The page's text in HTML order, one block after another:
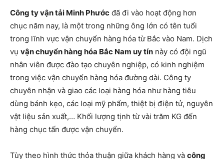
Công ty vận tải Minh Phước đã đi vào hoạt động hơn
chục năm nay, là một trong những ông lớn có tên tuổi
trong lĩnh vực vận chuyển hàng hóa từ Bắc vào Nam. Dịch
vụ vận chuyển hàng hóa Bắc Nam uy tín này có đội ngũ
nhân viên được đào tạo chuyên nghiệp, có kinh nghiệm
trong việc vận chuyển hàng hóa đường dài. Công ty
chuyên nhận và giao các loại hàng hóa như hàng tiêu
dùng bánh kẹo, các loại mỹ phẩm, thiệt bị điện tử, nguyên
vật liệu sản xuất,… Khối lượng tịnh từ vài trăm KG đến
hàng chục tấn được vận chuyển.
Tùy theo hình thức thỏa thuận giữa khách hàng và công